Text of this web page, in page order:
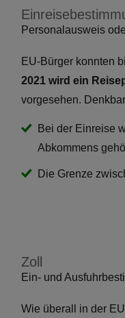
Personalausweis
EU-Bürger konnten
2021 wird ein
vorgesehen.
Bei der Einreise
Abkommens
Die Grenze
Zoll
Ein- und
Wie überall in der